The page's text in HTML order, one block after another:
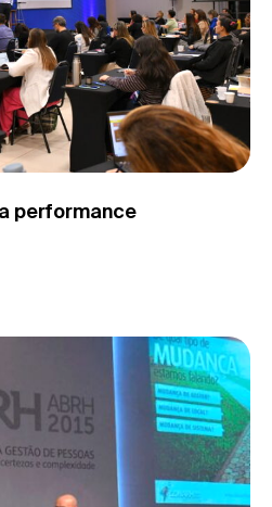
performance